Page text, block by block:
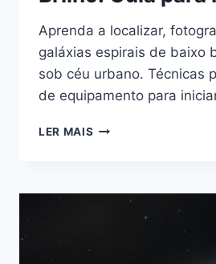
Aprenda a localizar,
galáxias espirais de baixo
sob céu urbano. Técnicas
de equipamento para
LER MAIS GALÁXIAS
BRILHO: